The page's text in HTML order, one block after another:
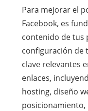
Para mejorar el
Facebook, es
contenido de tus
configuración de
clave relevantes
enlaces,
hosting, diseño